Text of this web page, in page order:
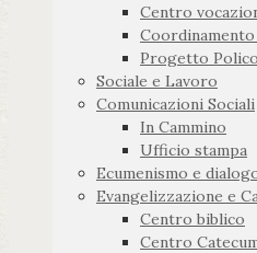
Centro
Progetto
Sociale e Lavoro
Comunicazioni Sociali
In Cammino
Ufficio stampa
Ecumenismo e
Evangelizzazione e
Centro biblico
Centro